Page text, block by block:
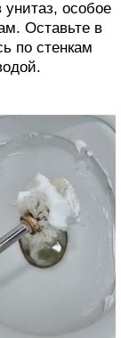
особое
Оставьте в
по стенкам